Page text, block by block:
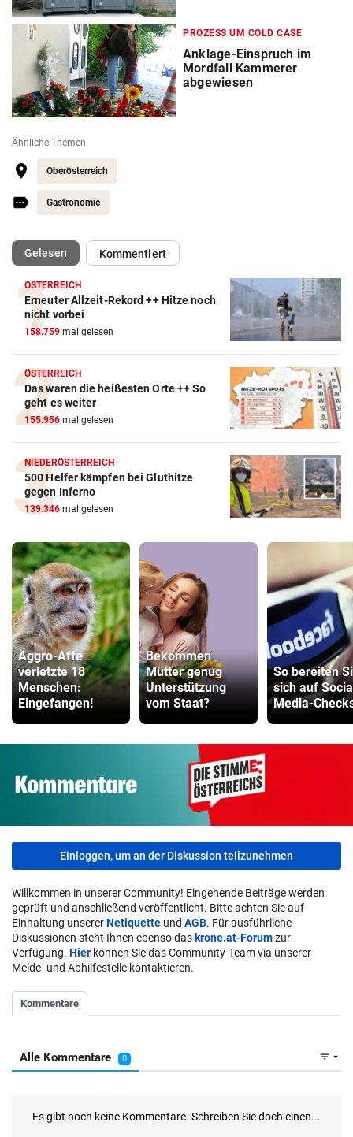
PROZESS UM COLD CASE
Anklage-Einspruch im
Mordfall Kammerer
abgewiesen
Ähnliche Themen
Oberösterreich
Gastronomie
Gelesen(ausgewählt)Kommentiert
ÖSTERREICH
Erneuter Allzeit-Rekord ++ Hitze noch
nicht vorbei
158.759 mal gelesen
ÖSTERREICH
Das waren die heißesten Orte ++ So
geht es weiter
155.956 mal gelesen
NIEDERÖSTERREICH
500 Helfer kämpfen bei Gluthitze
gegen Inferno
139.346 mal gelesen
Aggro-Affe
verletzte 18
Menschen:
Eingefangen!
Bekommen
Mütter genug
Unterstützung
vom Staat?
So bereiten
sich auf
Media-
Einloggen, um an der Diskussion teilzunehmen
Willkommen in unserer Community! Eingehende Beiträge werden
geprüft und anschließend veröffentlicht. Bitte achten Sie auf
Einhaltung unsererNetiquette und AGB. Für ausführliche
Diskussionen steht Ihnen ebenso das krone.at-Forumzur
Verfügung. Hier können Sie das Community-Team via unserer
Melde- und Abhilfestelle kontaktieren.